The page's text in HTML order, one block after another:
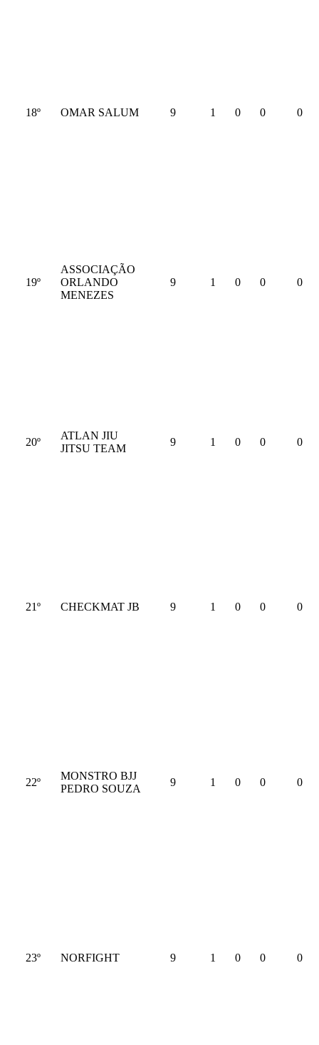
18º OMAR SALUM 9 1 0 0 0
19º
ASSOCIAÇÃO
ORLANDO
MENEZES
9 1 0 0 0
20º
ATLAN JIU
JITSU TEAM
9 1 0 0 0
21º CHECKMAT JB 9 1 0 0 0
22º
MONSTRO BJJ
PEDRO SOUZA
9 1 0 0 0
23º NORFIGHT 9 1 0 0 0